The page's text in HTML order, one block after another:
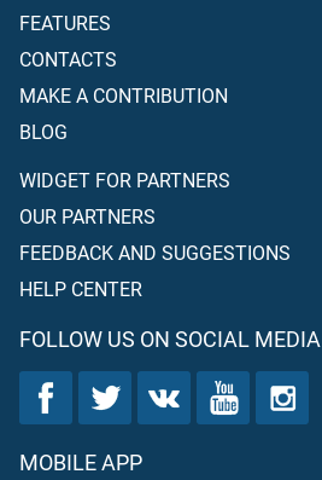
FEATURES
CONTACTS
MAKE A CONTRIBUTION
BLOG
WIDGET FOR PARTNERS
OUR PARTNERS
FEEDBACK AND SUGGESTIONS
HELP CENTER
FOLLOW US ON SOCIAL MEDIA
MOBILE APP